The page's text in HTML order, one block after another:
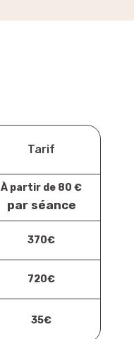
Tarif
À partir de 80 €
par séance
370€
720€
35€